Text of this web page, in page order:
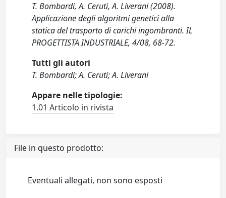
T. Bombardi, A. Ceruti, A. Liverani (2008).
Applicazione degli algoritmi genetici alla
statica del trasporto di carichi ingombranti. IL
PROGETTISTA INDUSTRIALE, 4/08, 68-72.
Tutti gli autori
T. Bombardi; A. Ceruti; A. Liverani
Appare nelle tipologie:
1.01 Articolo in rivista
File in questo prodotto:
Eventuali allegati, non sono esposti